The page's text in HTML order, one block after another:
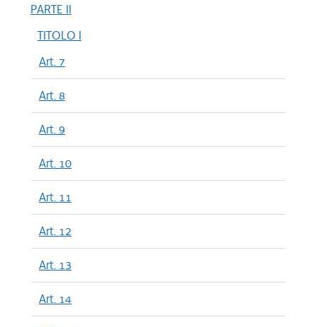
PARTE II
TITOLO I
Art. 7
Art. 8
Art. 9
Art. 10
Art. 11
Art. 12
Art. 13
Art. 14